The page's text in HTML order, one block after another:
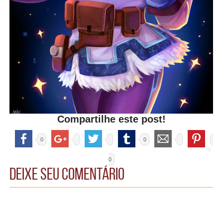
Compartilhe este post!
0 0
0
Deixe seu comentário